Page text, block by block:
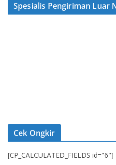
Spesialis Pengiriman Luar
Cek Ongkir
[CP_CALCULATED_FIELDS id="6"]